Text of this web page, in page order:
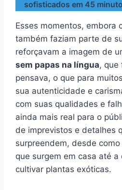
sofisticados em 45
Esses momentos, embora
também faziam parte de
reforçavam a imagem de
sem papas na língua, que
pensava, o que para
sua autenticidade e
com suas qualidades e
ainda mais real para o
de imprevistos e detalhes
surpreendem, desde como
que surgem em casa até
cultivar plantas exóticas.